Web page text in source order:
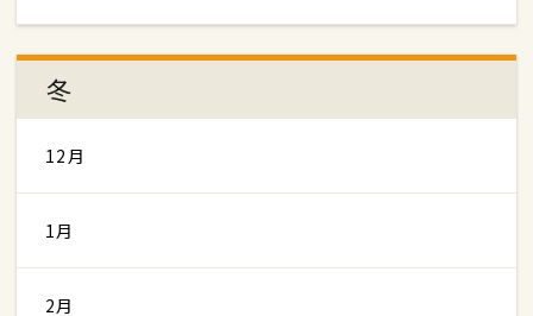
冬
12月
1月
2月